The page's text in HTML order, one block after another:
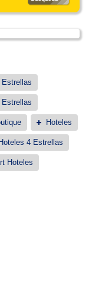
Estrellas
Estrellas
Hoteles
4 Estrellas
Hoteles